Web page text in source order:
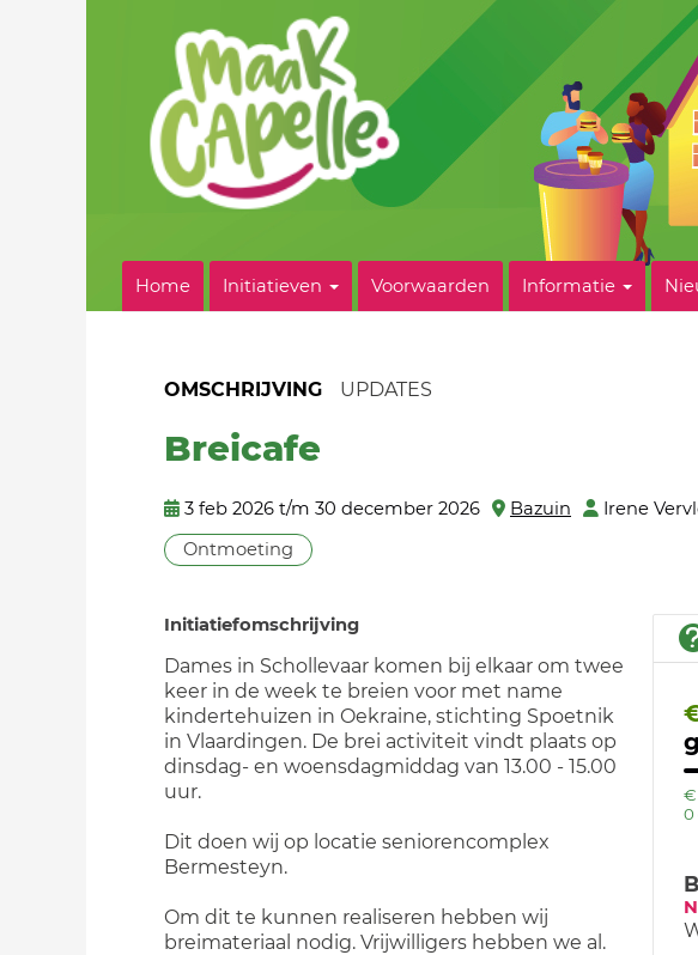
Home Initiatieven Voorwaarden Informatie
OMSCHRIJVING UPDATES
Breicafe
3 feb 2026 t/m 30 december 2026 Bazuin
Irene
Ontmoeting
€
0
Initiatiefomschrijving
Dames in Schollevaar komen bij elkaar om twee
keer in de week te breien voor met name
kindertehuizen in Oekraine, stichting Spoetnik
in Vlaardingen. De brei activiteit vindt plaats op
dinsdag- en woensdagmiddag van 13.00 - 15.00
uur.
Dit doen wij op locatie seniorencomplex
Bermesteyn.
Om dit te kunnen realiseren hebben wij
breimateriaal nodig. Vrijwilligers hebben we al.